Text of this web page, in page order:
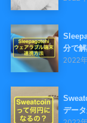
分で
2022
デー